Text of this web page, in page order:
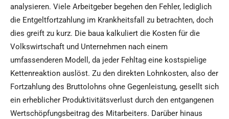
analysieren. Viele Arbeitgeber begehen den Fehler, lediglich
die Entgeltfortzahlung im Krankheitsfall zu betrachten, doch
dies greift zu kurz. Die baua kalkuliert die Kosten für die
Volkswirtschaft und Unternehmen nach einem
umfassenderen Modell, da jeder Fehltag eine kostspielige
Kettenreaktion auslöst. Zu den direkten Lohnkosten, also der
Fortzahlung des Bruttolohns ohne Gegenleistung, gesellt sich
ein erheblicher Produktivitätsverlust durch den entgangenen
Wertschöpfungsbeitrag des Mitarbeiters. Darüber hinaus